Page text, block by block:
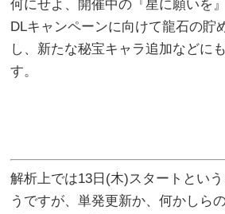
何にせよ、開催中の『星に願いを
DLキャンペーンに向けて龍石の貯
し、新たな秘宝キャラ追加などに
す。
解析上では13日(木)スタートとい
うですが、単発更新か、何かしら